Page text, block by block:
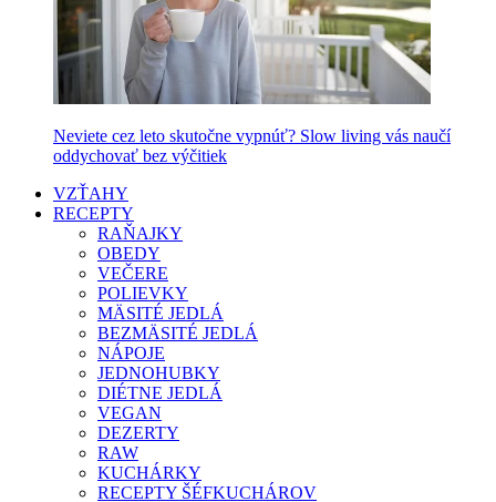
Neviete cez leto skutočne vypnúť? Slow living vás naučí
oddychovať bez výčitiek
VZŤAHY
RECEPTY
RAŇAJKY
OBEDY
VEČERE
POLIEVKY
MÄSITÉ JEDLÁ
BEZMÄSITÉ JEDLÁ
NÁPOJE
JEDNOHUBKY
DIÉTNE JEDLÁ
VEGAN
DEZERTY
RAW
KUCHÁRKY
RECEPTY ŠÉFKUCHÁROV